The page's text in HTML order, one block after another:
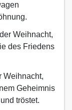
Weihnacht,
des Friedens
Weihnacht,
Geheimnis
tröstet.